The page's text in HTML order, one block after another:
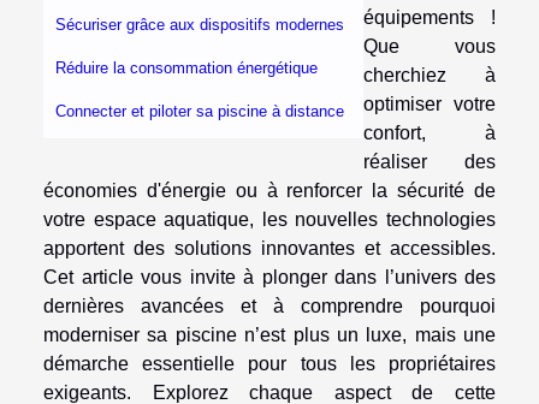
Sécuriser grâce aux dispositifs modernes
Réduire la consommation énergétique
Connecter et piloter sa piscine à distance
équipements !
Que vous
cherchiez à
optimiser votre
confort, à
réaliser des
économies d'énergie ou à renforcer la sécurité de
votre espace aquatique, les nouvelles technologies
apportent des solutions innovantes et accessibles.
Cet article vous invite à plonger dans l’univers des
dernières avancées et à comprendre pourquoi
moderniser sa piscine n’est plus un luxe, mais une
démarche essentielle pour tous les propriétaires
exigeants. Explorez chaque aspect de cette